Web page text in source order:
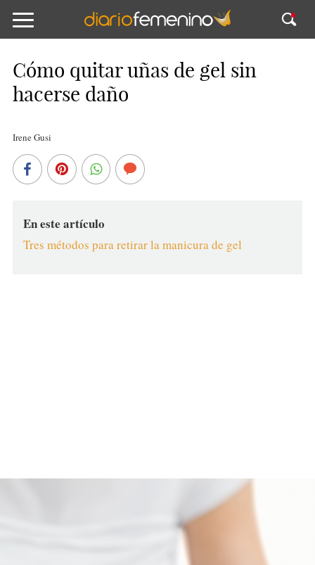
Cómo quitar uñas de gel sin
hacerse daño
Irene Gusi
En este artículo
Tres métodos para retirar la manicura de gel